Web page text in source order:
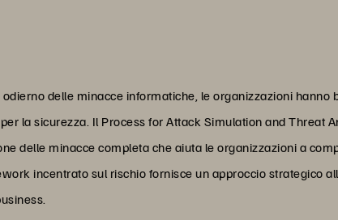
delle minacce informatiche, le organizzazioni
la sicurezza. Il Process for Attack Simulation and Threat
delle minacce completa che aiuta le organizzazioni a
incentrato sul rischio fornisce un approccio strategico